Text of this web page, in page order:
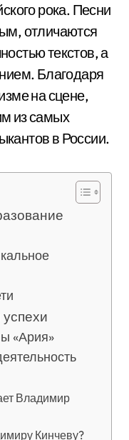
рока. Песни
отличаются
текстов, а
Благодаря
на сцене,
из самых
в России.
«Ария»
Владимир
Кинчеву?